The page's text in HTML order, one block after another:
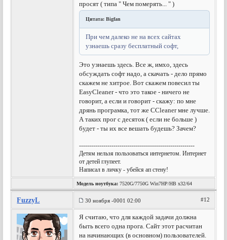
просят ( типа " Чем померять... " )
Цитата: Bigfan
При чем далеко не на всех сайтах
узнаешь сразу бесплатный софт,
Это узнаешь здесь. Все ж, имхо, здесь
обсуждать софт надо, а скачать - дело прямо
скажем не хитрое. Вот скажем повесил ты
EasyCleaner - что это такое - ничего не
говорит, а если и говорит - скажу: по мне
дрянь програмка, тот же ССleaner мне лучше.
А таких прог с десяток ( если не больше )
будет - ты их все вешать будешь? Зачем?
---------------------------------------------------------
Детям нельзя пользоваться интернетом. Интернет
от детей глупеет.
Написал в личку - убейся ап стену!
Модель ноутбука: 7520G/7750G Win7HP/HB x32/64
FuzzyL 30 ноября -0001 02:00 #12
Я считаю, что для каждой задачи должна
быть всего одна прога. Сайт этот расчитан
на начинающих (в основном) пользователей.